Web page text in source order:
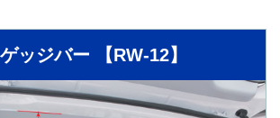
ッジバー 【RW-12】